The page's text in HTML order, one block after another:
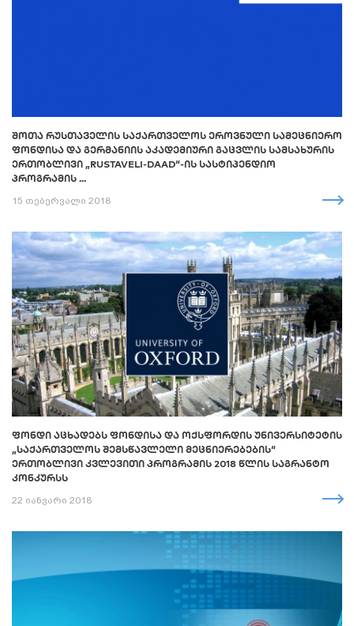
ᲨᲝᲗᲐ ᲠᲣᲡᲗᲐᲕᲔᲚᲘᲡ ᲡᲐᲥᲐᲠᲗᲕᲔᲚᲝᲡ ᲔᲠᲝᲕᲜᲣᲚᲘ ᲡᲐᲛᲔᲪᲜᲘᲔᲠᲝ
ᲤᲝᲜᲓᲘᲡᲐ ᲓᲐ ᲒᲔᲠᲛᲐᲜᲘᲘᲡ ᲐᲙᲐᲓᲔᲛᲘᲣᲠᲘ ᲒᲐᲪᲕᲚᲘᲡ ᲡᲐᲛᲡᲐᲮᲣᲠᲘᲡ
ᲔᲠᲗᲝᲑᲚᲘᲕᲘ „RUSTAVELI-DAAD“-ᲘᲡ ᲡᲐᲡᲢᲘᲞᲔᲜᲓᲘᲝ
ᲞᲠᲝᲒᲠᲐᲛᲘᲡ ...
15 თებერვალი 2018
ᲤᲝᲜᲓᲘ ᲐᲪᲮᲐᲓᲔᲑᲡ ᲤᲝᲜᲓᲘᲡᲐ ᲓᲐ ᲝᲥᲡᲤᲝᲠᲓᲘᲡ ᲣᲜᲘᲕᲔᲠᲡᲘᲢᲔᲢᲘᲡ
„ᲡᲐᲥᲐᲠᲗᲕᲔᲚᲝᲡ ᲨᲔᲛᲡᲬᲐᲕᲚᲔᲚᲘ ᲛᲔᲪᲜᲘᲔᲠᲔᲑᲔᲑᲘᲡ“
ᲔᲠᲗᲝᲑᲚᲘᲕᲘ ᲙᲕᲚᲔᲕᲘᲗᲘ ᲞᲠᲝᲒᲠᲐᲛᲘᲡ 2018 ᲬᲚᲘᲡ ᲡᲐᲒᲠᲐᲜᲢᲝ
ᲙᲝᲜᲙᲣᲠᲡᲡ
22 იანვარი 2018